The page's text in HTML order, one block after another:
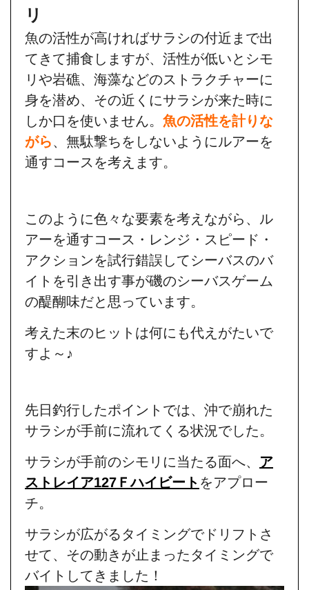
リ
魚の活性が高ければサラシの付近まで出
てきて捕食しますが、活性が低いとシモ
リや岩礁、海藻などのストラクチャーに
身を潜め、その近くにサラシが来た時に
しか口を使いません。 魚の活性を計りな
がら、無駄撃ちをしないようにルアーを
通すコースを考えます。
このように色々な要素を考えながら、ル
アーを通すコース・レンジ・スピード・
アクションを試行錯誤してシーバスのバ
イトを引き出す事が磯のシーバスゲーム
の醍醐味だと思っています。
考えた末のヒットは何にも代えがたいで
すよ～♪
先日釣行したポイントでは、沖で崩れた
サラシが手前に流れてくる状況でした。
サラシが手前のシモリに当たる面へ、 ア
ストレイア127Ｆハイビート をアプロー
チ。
サラシが広がるタイミングでドリフトさ
せて、その動きが止まったタイミングで
バイトしてきました！